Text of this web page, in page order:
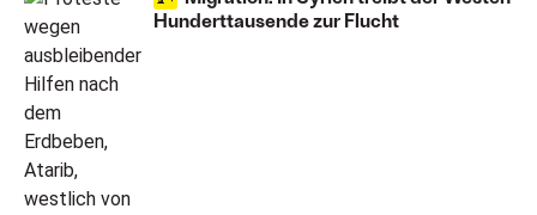
Hunderttausende zur Flucht